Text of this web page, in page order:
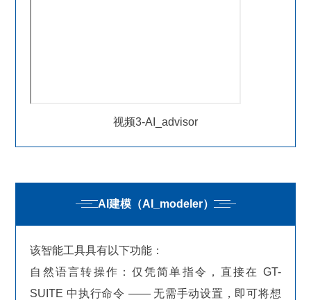
视频3-AI_advisor
AI建模（AI_modeler）
该智能工具具有以下功能：
自然语言转操作：仅凭简单指令，直接在 GT-
SUITE 中执行命令 —— 无需手动设置，即可将想